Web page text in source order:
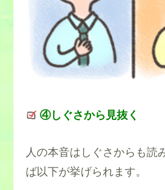
④しぐさから見抜く
人の本音はしぐさからも読
ば以下が挙げられます。